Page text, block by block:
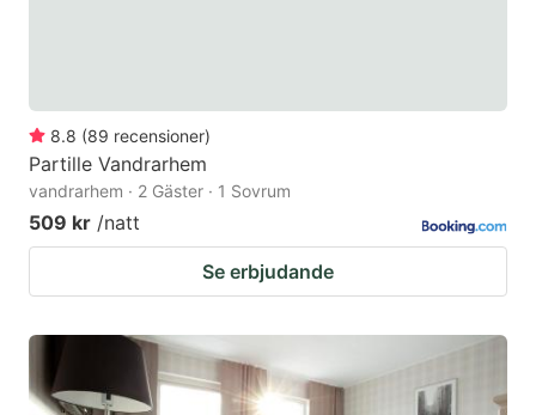
8.8 (89 recensioner)
Partille Vandrarhem
vandrarhem · 2 Gäster · 1 Sovrum
509 kr /natt
Se erbjudande